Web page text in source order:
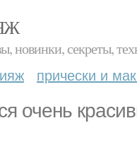
новинки, секреты,
прически и
очень